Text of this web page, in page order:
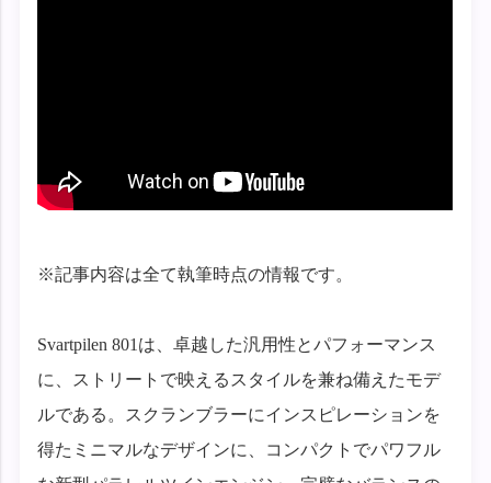
※記事内容は全て執筆時点の情報です。
Svartpilen 801は、卓越した汎用性とパフォーマンス
に、ストリートで映えるスタイルを兼ね備えたモデ
ルである。スクランブラーにインスピレーションを
得たミニマルなデザインに、コンパクトでパワフル